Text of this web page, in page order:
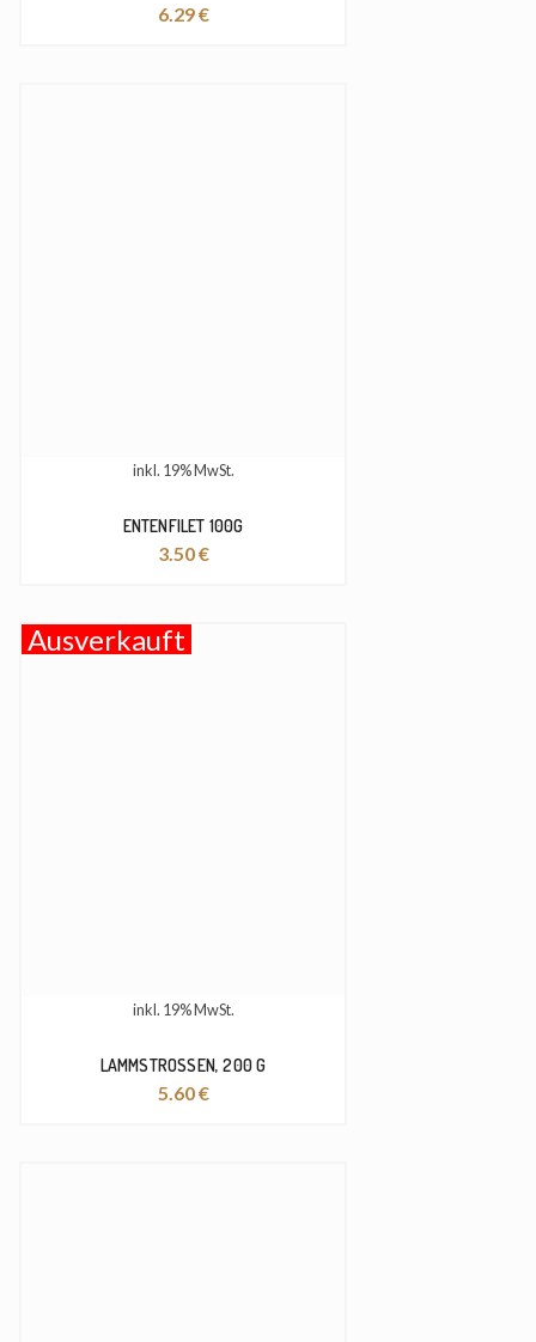
6.29€
inkl. 19% MwSt.
ENTENFILET 100G
3.50€
Ausverkauft
inkl. 19% MwSt.
LAMMSTROSSEN, 200 G
5.60€